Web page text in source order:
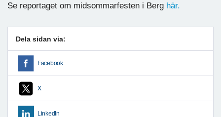
Se reportaget om midsommarfesten i Berg här.
Dela sidan via:
Facebook
X
LinkedIn